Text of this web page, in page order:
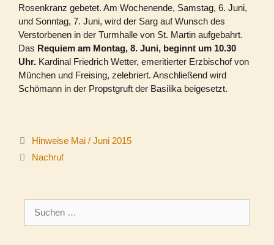
Rosenkranz gebetet. Am Wochenende, Samstag, 6. Juni,
und Sonntag, 7. Juni, wird der Sarg auf Wunsch des
Verstorbenen in der Turmhalle von St. Martin aufgebahrt.
Das Requiem am Montag, 8. Juni, beginnt um 10.30
Uhr. Kardinal Friedrich Wetter, emeritierter Erzbischof von
München und Freising, zelebriert. Anschließend wird
Schömann in der Propstgruft der Basilika beigesetzt.
Hinweise Mai / Juni 2015
Nachruf
nach: